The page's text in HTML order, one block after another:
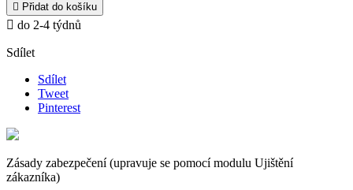
 Přidat do košíku
 do 2-4 týdnů
Sdílet
Sdílet
Tweet
Pinterest
Zásady zabezpečení (upravuje se pomocí modulu Ujištění
zákazníka)